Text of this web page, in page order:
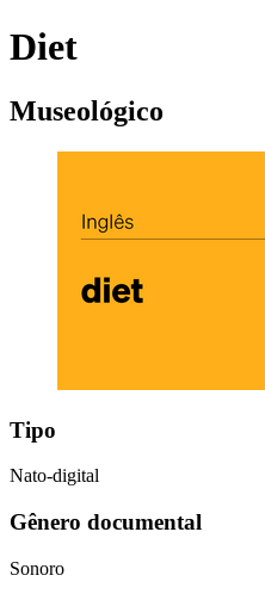
Diet
Museológico
Tipo
Nato-digital
Gênero documental
Sonoro